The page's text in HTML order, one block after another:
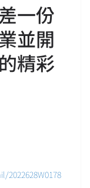
一份
並開
精彩
2022628W0178